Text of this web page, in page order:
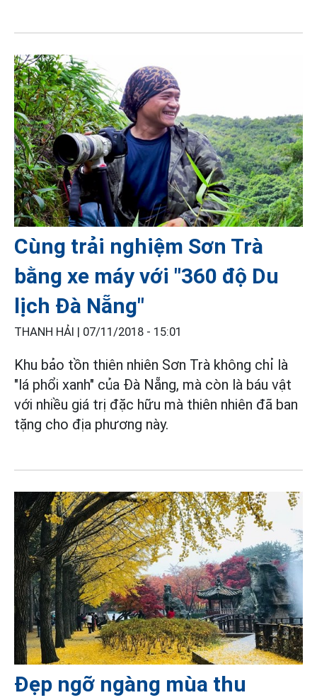
Cùng trải nghiệm Sơn Trà
bằng xe máy với "360 độ Du
lịch Đà Nẵng"
THANH HẢI | 07/11/2018 - 15:01
Khu bảo tồn thiên nhiên Sơn Trà không chỉ là
"lá phổi xanh" của Đà Nẵng, mà còn là báu vật
với nhiều giá trị đặc hữu mà thiên nhiên đã ban
tặng cho địa phương này.
Đẹp ngỡ ngàng mùa thu